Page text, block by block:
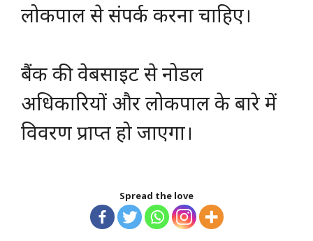
लोकपाल से संपर्क करना चाहिए।
बैंक की वेबसाइट से नोडल
अधिकारियों और लोकपाल के बारे में
विवरण प्राप्त हो जाएगा।
Spread the love